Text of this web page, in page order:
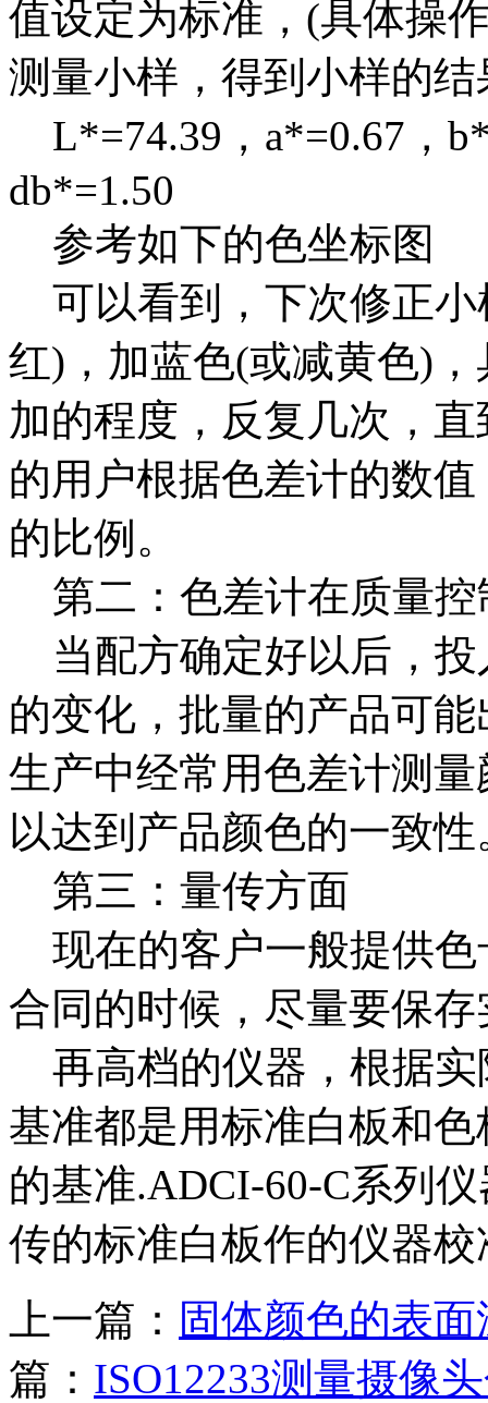
值设定为标准，(具体操
测量小样，得到小样的结
L*=74.39，a*=0.67，
db*=1.50
参考如下的色坐标图
可以看到，下次修正小
红)，加蓝色(或减黄色)
加的程度，反复几次，
的用户根据色差计的数
的比例。
第二：色差计在质量控
当配方确定好以后，投
的变化，批量的产品可
生产中经常用色差计测
以达到产品颜色的一致性
第三：量传方面
现在的客户一般提供色
合同的时候，尽量要保
再高档的仪器，根据实
基准都是用标准白板和
的基准.ADCI-60-C系列
传的标准白板作的仪器校
上一篇： 固体颜色的表
篇： ISO12233测量摄像